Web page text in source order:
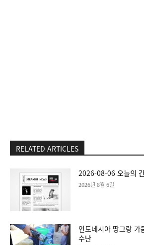
RELATED ARTICLES
2026-08-06 오늘의
2026년 8월 6일
인도네시아 땅그랑
수난